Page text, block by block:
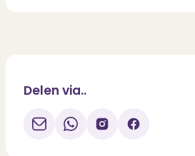
Delen via..